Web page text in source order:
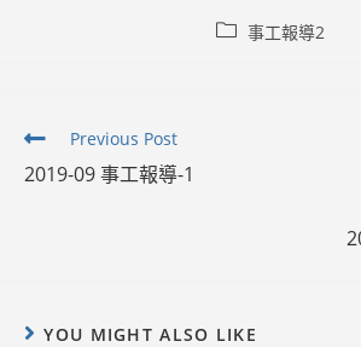
Post事工報導2
Read
articles
Previous Post
2019-09 事工報導-1
YOU MIGHT ALSO LIKE